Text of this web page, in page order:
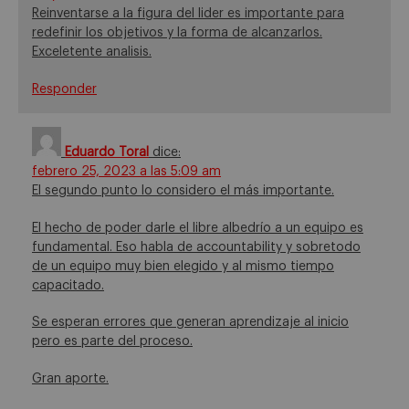
Reinventarse a la figura del lider es importante para
redefinir los objetivos y la forma de alcanzarlos.
Exceletente analisis.
Responder
Eduardo Toral dice:
febrero 25, 2023 a las 5:09 am
El segundo punto lo considero el más importante.
El hecho de poder darle el libre albedrío a un equipo es
fundamental. Eso habla de accountability y sobretodo
de un equipo muy bien elegido y al mismo tiempo
capacitado.
Se esperan errores que generan aprendizaje al inicio
pero es parte del proceso.
Gran aporte.